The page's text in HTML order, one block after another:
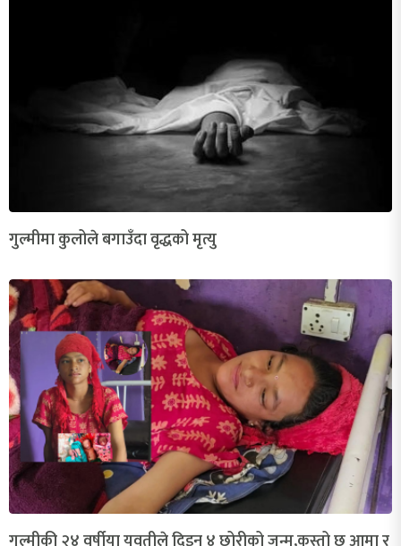
गुल्मीमा कुलोले बगाउँदा वृद्धको मृत्यु